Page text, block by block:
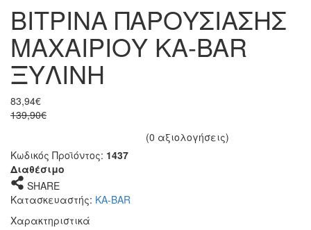
ΒΙΤΡΙΝΑ ΠΑΡΟΥΣΙΑΣΗΣ
ΜΑΧΑΙΡΙΟΥ KA-BAR
ΞΥΛΙΝΗ
83,94€
139,90€
(0 αξιολογήσεις)
Κωδικός Προϊόντος: 1437
Διαθέσιμο
SHARE
Κατασκευαστής: KA-BAR
Χαρακτηριστικά